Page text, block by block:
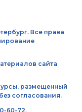
Все права
сайта
размещенный
согласования.
60-72,